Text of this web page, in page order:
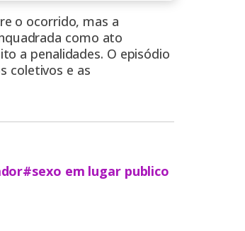
o ocorrido, mas a
como ato
a penalidades. O episódio
coletivos e as
#sexo em lugar publico